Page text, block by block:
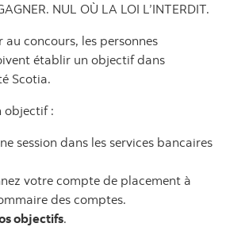
NUL OÙ LA LOI L’INTERDIT.
concours, les personnes
établir un objectif dans
Scotia.
objectif :
session dans les services bancaires
votre compte de placement à
des comptes.
objectifs.